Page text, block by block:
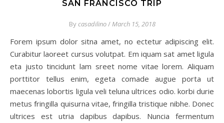
SAN FRANCISCO TRIP
Bycasadilino/March 15, 2018
Forem ipsum dolor sitna amet, no ectetur adipiscing elit.
Curabitur laoreet cursus volutpat. Em iquam sat amet ligula
eta justo tincidunt lam sreet nome vitae lorem. Aliquam
porttitor tellus enim, egeta comade augue porta ut
maecenas lobortis ligula veli teluna ultrices odio. korbi durie
metus fringilla quisurna vitae, fringilla tristique nibhe. Donec
ultrices est utria dapibus dapibus. Nuncia fermentum